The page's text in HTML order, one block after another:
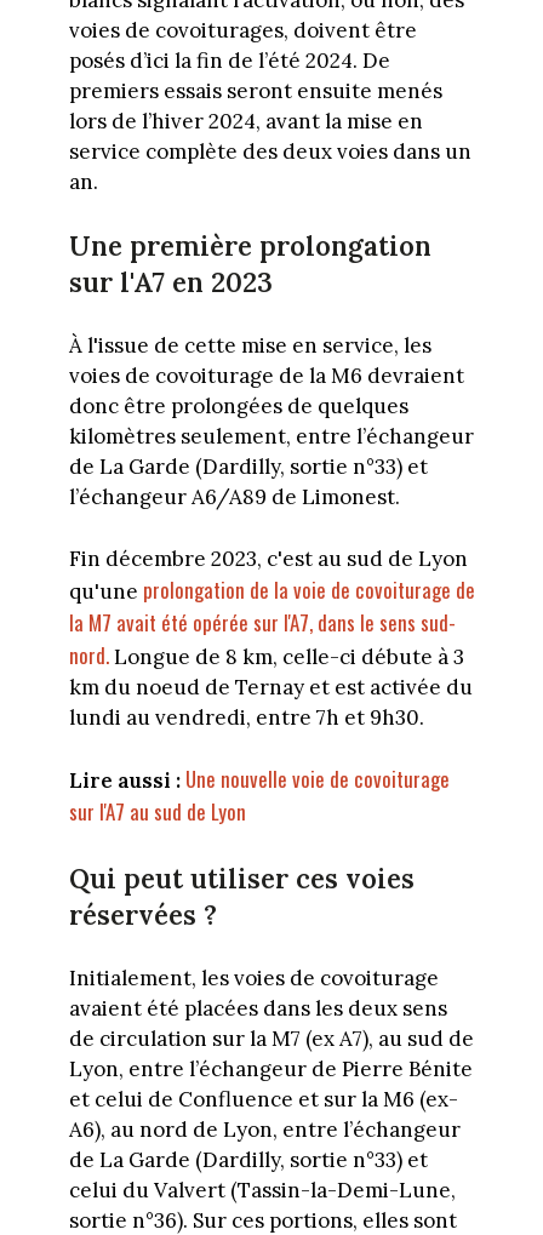
voies de covoiturages, doivent être
posés d’ici la fin de l’été 2024. De
premiers essais seront ensuite menés
lors de l’hiver 2024, avant la mise en
service complète des deux voies dans un
an.
Une première prolongation
sur l'A7 en 2023
À l'issue de cette mise en service, les
voies de covoiturage de la M6 devraient
donc être prolongées de quelques
kilomètres seulement, entre l’échangeur
de La Garde (Dardilly, sortie n°33) et
l’échangeur A6/A89 de Limonest.
Fin décembre 2023, c'est au sud de Lyon
qu'une prolongation de la voie de covoiturage de
la M7 avait été opérée sur l'A7, dans le sens sud-
nord.Longue de 8 km, celle-ci débute à 3
km du noeud de Ternay et est activée du
lundi au vendredi, entre 7h et 9h30.
Lire aussi : Une nouvelle voie de covoiturage
sur l'A7 au sud de Lyon
Qui peut utiliser ces voies
réservées ?
Initialement, les voies de covoiturage
avaient été placées dans les deux sens
de circulation sur la M7 (ex A7), au sud de
Lyon, entre l’échangeur de Pierre Bénite
et celui de Confluence et sur la M6 (ex-
A6), au nord de Lyon, entre l’échangeur
de La Garde (Dardilly, sortie n°33) et
celui du Valvert (Tassin-la-Demi-Lune,
sortie n°36). Sur ces portions, elles sont